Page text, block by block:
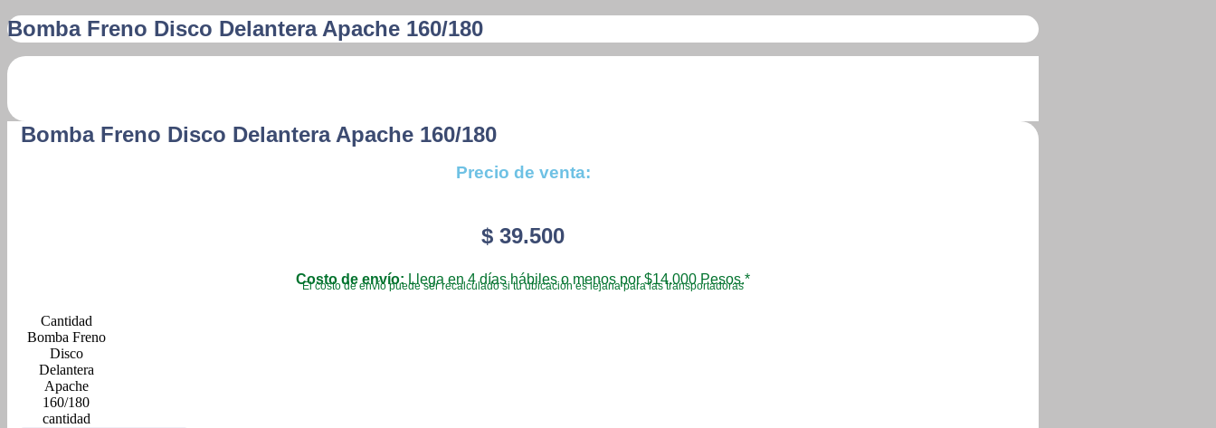
Bomba Freno Disco Delantera Apache 160/180
Bomba Freno Disco Delantera Apache 160/180
Precio de venta:
$ 39.500
Costo de envío: Llega en 4 días hábiles o menos por $14.000 Pesos.*
El costo de envío puede ser recalculado si tu ubicación es lejana para las transportadoras
Bomba Freno
Disco
Delantera
Apache
160/180
cantidad